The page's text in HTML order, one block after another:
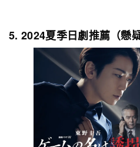
5. 2024夏季日劇推薦（懸